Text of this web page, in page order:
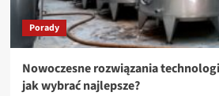
Porady
Nowoczesne rozwiązania
jak wybrać najlepsze?